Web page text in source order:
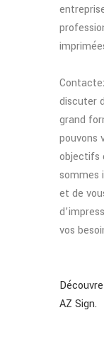
discuter
grand
pouvons
objectifs
sommes
et de
vos
AZ Sign.